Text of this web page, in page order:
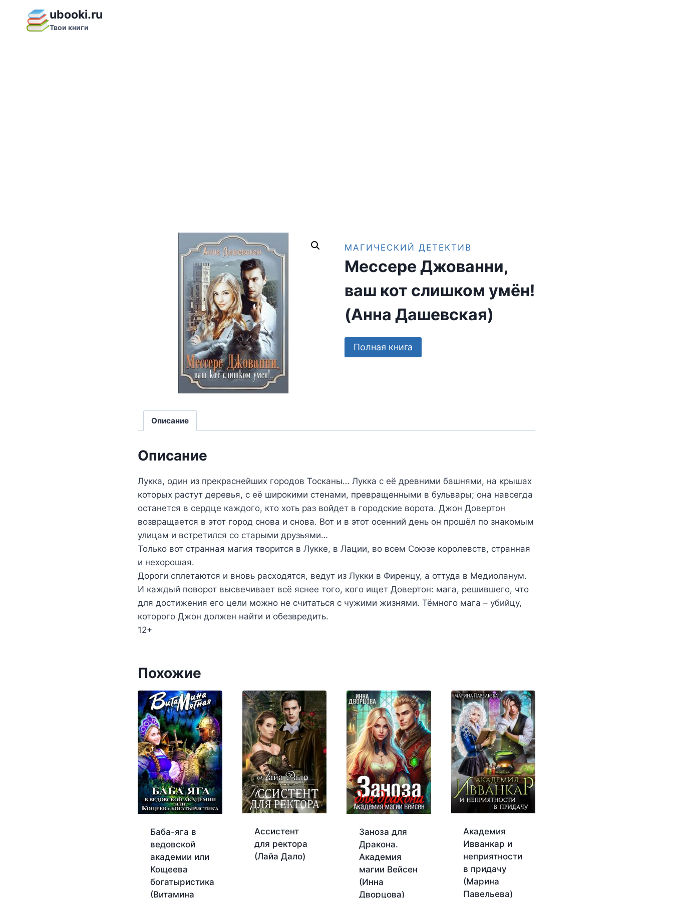
содержимому
ubooki.ru
Твои книги
МАГИЧЕСКИЙ ДЕТЕКТИВ
Мессере Джованни,
ваш кот слишком умён!
(Анна Дашевская)
Полная книга
Описание
Описание
Лукка, один из прекраснейших городов Тосканы… Лукка с её древними башнями, на крышах
которых растут деревья, с её широкими стенами, превращенными в бульвары; она навсегда
останется в сердце каждого, кто хоть раз войдет в городские ворота. Джон Довертон
возвращается в этот город снова и снова. Вот и в этот осенний день он прошёл по знакомым
улицам и встретился со старыми друзьями…
Только вот странная магия творится в Лукке, в Лации, во всем Союзе королевств, странная
и нехорошая.
Дороги сплетаются и вновь расходятся, ведут из Лукки в Фиренцу, а оттуда в Медиоланум.
И каждый поворот высвечивает всё яснее того, кого ищет Довертон: мага, решившего, что
для достижения его цели можно не считаться с чужими жизнями. Тёмного мага – убийцу,
которого Джон должен найти и обезвредить.
12+
Похожие
Баба-яга в
ведовской
академии или
Кощеева
богатыристика
(Витамина
Ассистент
для ректора
(Лайа Дало)
Заноза для
Дракона.
Академия
магии Вейсен
(Инна
Дворцова)
Академия
Ивванкар и
неприятности
в придачу
(Марина
Павельева)